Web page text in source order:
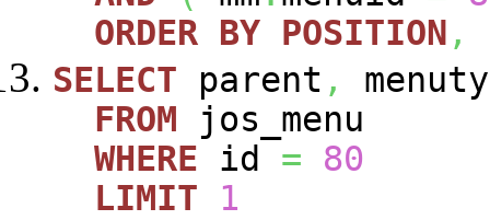
ORDER BY POSITION ,
SELECT parent ,
FROM jos_menu
WHERE id =
80
LIMIT
1